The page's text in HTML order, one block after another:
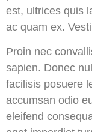
est, ultrices quis
ac quam ex.
Proin nec
sapien. Donec
facilisis posuere
accumsan odio
eleifend